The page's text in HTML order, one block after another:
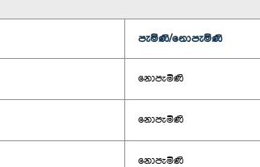
පැමිණි/නොපැමිණි
නොපැමිණි
නොපැමිණි
නොපැමිණි